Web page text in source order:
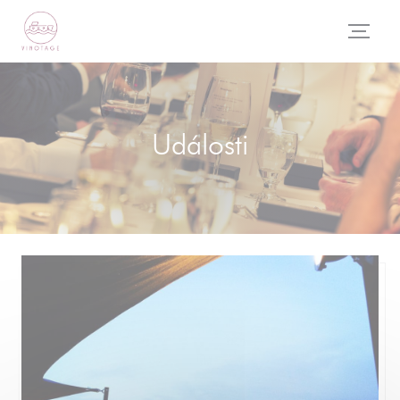
Panel pro správu cookies
Události